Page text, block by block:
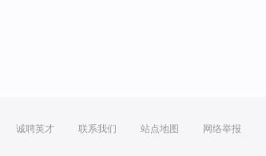
诚聘英才 联系我们 站点地图 网络举报